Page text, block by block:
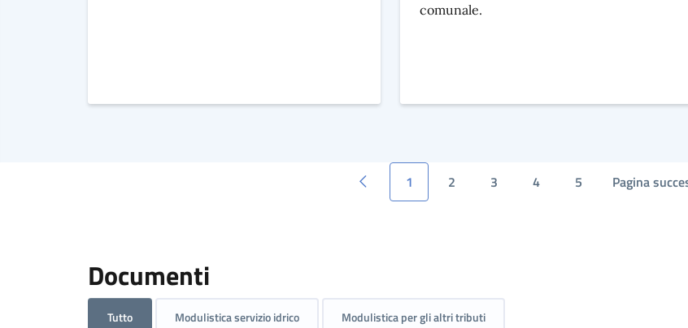
comunale.
1 2 3 4 5 Pagina
Documenti
Tutto Modulistica servizio idrico Modulistica per gli altri tributi